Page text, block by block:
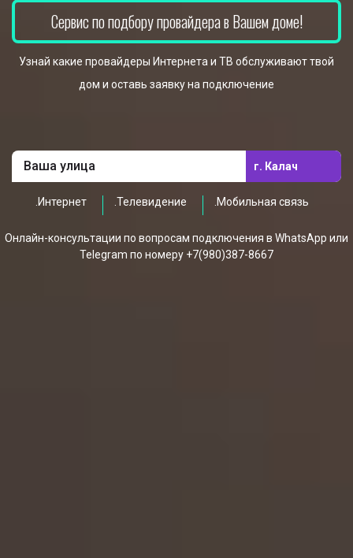
Сервис по подбору провайдера в Вашем доме!
Узнай какие провайдеры Интернета и ТВ обслуживают твой
дом и оставь заявку на подключение
г. Калач
.Интернет .Телевидение .Мобильная связь
Онлайн-консультации по вопросам подключения в WhatsApp или
Telegram по номеру +7(980)387-8667